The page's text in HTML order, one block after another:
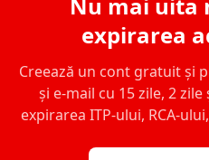
expirarea
Creează un cont gratuit și
și e-mail cu 15 zile, 2
expirarea ITP-ului, RCA-